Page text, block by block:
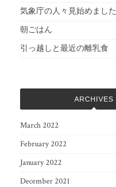
気象庁の人々見始めました
朝ごはん
引っ越しと最近の離乳食
ARCHIVES
March 2022
February 2022
January 2022
December 2021